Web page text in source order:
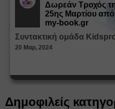
Δωρεάν Tροχός
25ης Μαρτίου από
my-book.gr
Συντακτική ομάδα
20 Μαρ, 2024
Δημοφιλείς